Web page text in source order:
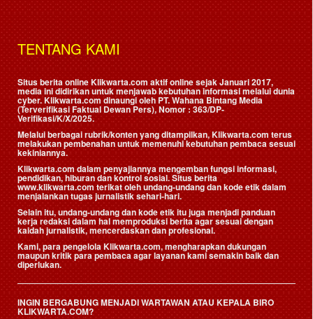
TENTANG KAMI
Situs berita online Klikwarta.com aktif online sejak Januari 2017,
media ini didirikan untuk menjawab kebutuhan informasi melalui dunia
cyber. Klikwarta.com dinaungi oleh PT. Wahana Bintang Media
(Terverifikasi Faktual Dewan Pers), Nomor : 363/DP-
Verifikasi/K/X/2025.
Melalui berbagai rubrik/konten yang ditampilkan, Klikwarta.com terus
melakukan pembenahan untuk memenuhi kebutuhan pembaca sesuai
kekiniannya.
Klikwarta.com dalam penyajiannya mengemban fungsi informasi,
pendidikan, hiburan dan kontrol sosial. Situs berita
www.klikwarta.com terikat oleh undang-undang dan kode etik dalam
menjalankan tugas jurnalistik sehari-hari.
Selain itu, undang-undang dan kode etik itu juga menjadi panduan
kerja redaksi dalam hal memproduksi berita agar sesuai dengan
kaidah jurnalistik, mencerdaskan dan profesional.
Kami, para pengelola Klikwarta.com, mengharapkan dukungan
maupun kritik para pembaca agar layanan kami semakin baik dan
diperlukan.
INGIN BERGABUNG MENJADI WARTAWAN ATAU KEPALA BIRO
KLIKWARTA.COM?